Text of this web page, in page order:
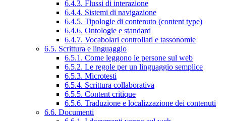
6.4.3. Flussi di interazione
6.4.4. Sistemi di navigazione
6.4.5. Tipologie di contenuto (content type)
6.4.6. Ontologie e standard
6.4.7. Vocabolari controllati e tassonomie
6.5. Scrittura e linguaggio
6.5.1. Come leggono le persone sul web
6.5.2. Le regole per un linguaggio semplice
6.5.3. Microtesti
6.5.4. Scrittura collaborativa
6.5.5. Content critique
6.5.6. Traduzione e localizzazione dei contenuti
6.6. Documenti